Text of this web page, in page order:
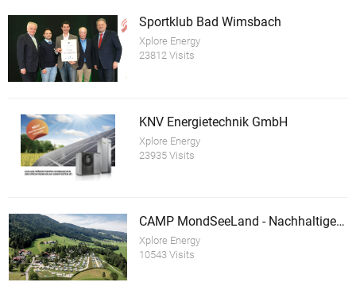
Sportklub Bad Wimsbach
Xplore Energy
23812 Visits
KNV Energietechnik GmbH
Xplore Energy
23935 Visits
CAMP MondSeeLand - Nachhaltiger Tourismusbetrieb
Xplore Energy
10543 Visits